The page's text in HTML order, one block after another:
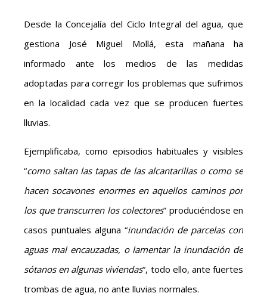
Desde la Concejalía del Ciclo Integral del agua, que
gestiona José Miguel Mollá, esta mañana ha
informado ante los medios de las medidas
adoptadas para corregir los problemas que sufrimos
en la localidad cada vez que se producen fuertes
lluvias.
Ejemplificaba, como episodios habituales y visibles
“como saltan las tapas de las alcantarillas o como se
hacen socavones enormes en aquellos caminos por
los que transcurren los colectores” produciéndose en
casos puntuales alguna “inundación de parcelas con
aguas mal encauzadas, o lamentar la inundación de
sótanos en algunas viviendas“, todo ello, ante fuertes
trombas de agua, no ante lluvias normales.